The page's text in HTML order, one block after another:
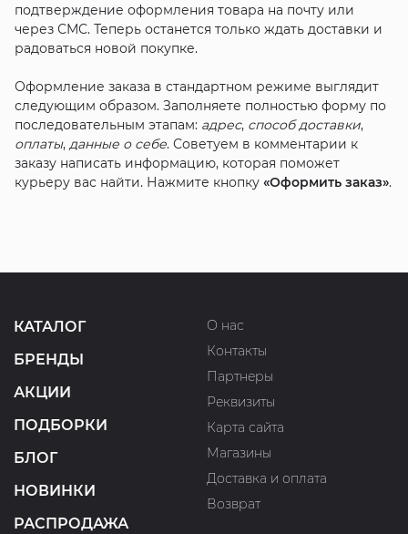
подтверждение оформления товара на почту или
через СМС. Теперь останется только ждать доставки и
радоваться новой покупке.
Оформление заказа в стандартном режиме выглядит
следующим образом. Заполняете полностью форму по
последовательным этапам: адрес, способ доставки,
оплаты, данные о себе. Советуем в комментарии к
заказу написать информацию, которая поможет
курьеру вас найти. Нажмите кнопку «Оформить заказ».
КАТАЛОГ
БРЕНДЫ
АКЦИИ
ПОДБОРКИ
БЛОГ
НОВИНКИ
РАСПРОДАЖА
О нас
Контакты
Партнеры
Реквизиты
Карта сайта
Магазины
Доставка и оплата
Возврат